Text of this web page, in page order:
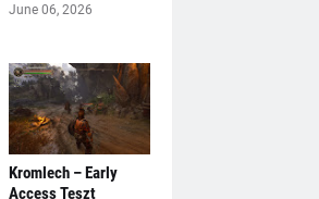
June 06, 2026
Kromlech – Early
Access Teszt